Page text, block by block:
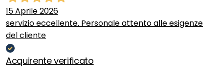
15 Aprile 2026
servizio eccellente. Personale attento alle esigenze
del cliente
Acquirente verificato